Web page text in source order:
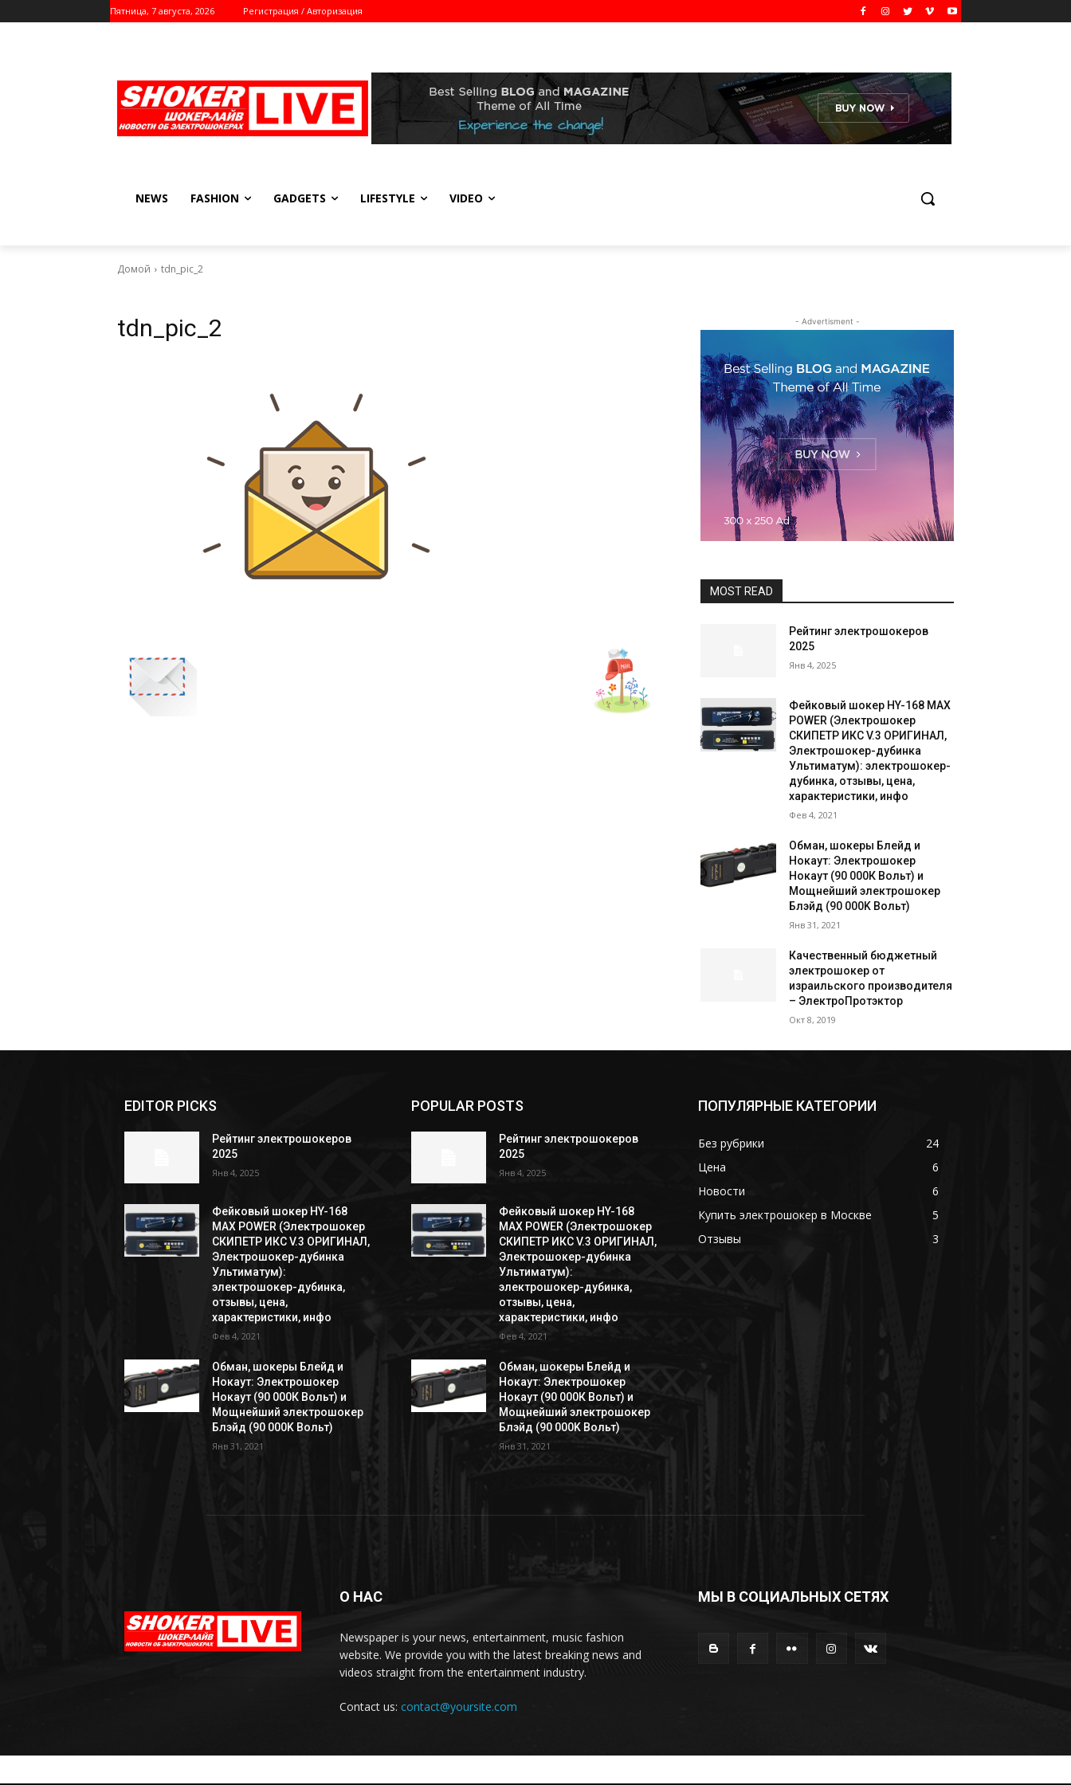
Пятница, 7 августа, 2026 Регистрация / Авторизация
NEWS FASHION GADGETS LIFESTYLE VIDEO
Домой tdn_pic_2
tdn_pic_2 - Advertisment -
MOST READ
Рейтинг электрошокеров
2025
Янв 4, 2025
Фейковый шокер HY-168 MAX
POWER (Электрошокер
СКИПЕТР ИКС V.3 ОРИГИНАЛ,
Электрошокер-дубинка
Ультиматум): электрошокер-
дубинка, отзывы, цена,
характеристики, инфо
Фев 4, 2021
Обман, шокеры Блейд и
Нокаут: Электрошокер
Нокаут (90 000К Вольт) и
Мощнейший электрошокер
Блэйд (90 000K Вольт)
Янв 31, 2021
Качественный бюджетный
электрошокер от
израильского производителя
– ЭлектроПротэктор
Окт 8, 2019
EDITOR PICKS
Рейтинг электрошокеров
2025
Янв 4, 2025
Фейковый шокер HY-168
MAX POWER (Электрошокер
СКИПЕТР ИКС V.3 ОРИГИНАЛ,
Электрошокер-дубинка
Ультиматум):
электрошокер-дубинка,
отзывы, цена,
характеристики, инфо
Фев 4, 2021
Обман, шокеры Блейд и
Нокаут: Электрошокер
Нокаут (90 000К Вольт) и
Мощнейший электрошокер
Блэйд (90 000K Вольт)
Янв 31, 2021
POPULAR POSTS
Рейтинг электрошокеров
2025
Янв 4, 2025
Фейковый шокер HY-168
MAX POWER (Электрошокер
СКИПЕТР ИКС V.3 ОРИГИНАЛ,
Электрошокер-дубинка
Ультиматум):
электрошокер-дубинка,
отзывы, цена,
характеристики, инфо
Фев 4, 2021
Обман, шокеры Блейд и
Нокаут: Электрошокер
Нокаут (90 000К Вольт) и
Мощнейший электрошокер
Блэйд (90 000K Вольт)
Янв 31, 2021
ПОПУЛЯРНЫЕ КАТЕГОРИИ
Без рубрики
24
Цена
6
Новости
6
Купить электрошокер в Москве
5
Отзывы
3
О НАС
Newspaper is your news, entertainment, music fashion
website. We provide you with the latest breaking news and
videos straight from the entertainment industry.
Contact us: contact@yoursite.com
МЫ В СОЦИАЛЬНЫХ СЕТЯХ